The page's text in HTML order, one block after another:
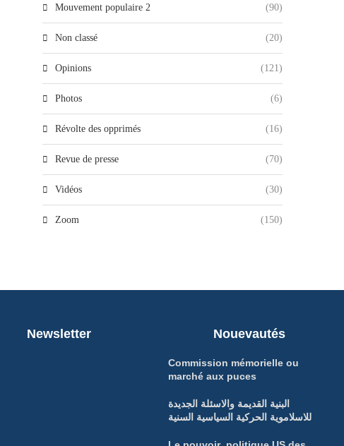
Mouvement populaire 2 (90)
Non classé (20)
Opinions (121)
Photos (6)
Révolte des opprimés (16)
Revue de presse (70)
Vidéos (30)
Zoom (150)
Newsletter Nouevautés
Commission mémorielle ou
marché aux puces
البنية القديمة والاسئلة الجديدة
للاسلاموية الحركية السياسية السنية